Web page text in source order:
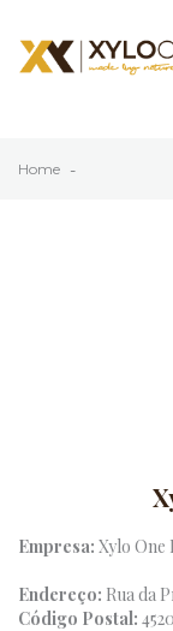
Home
Empresa: Xylo One
Endereço: Rua da
Código Postal: